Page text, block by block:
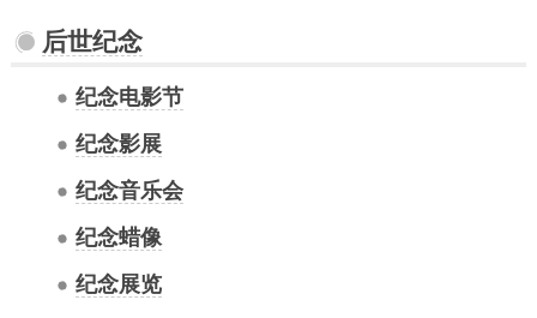
后世纪念
纪念电影节
纪念影展
纪念音乐会
纪念蜡像
纪念展览